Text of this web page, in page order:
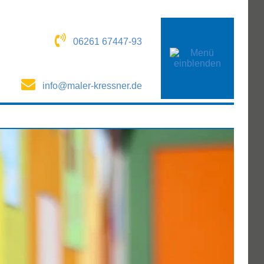
06261 67447-93
info@maler-kressner.de